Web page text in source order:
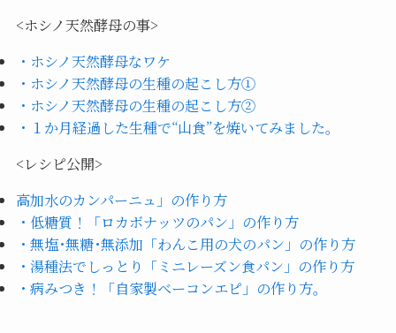
<ホシノ天然酵母の事>
・ホシノ天然酵母なワケ
・ホシノ天然酵母の生種の起こし方①
・ホシノ天然酵母の生種の起こし方②
・１か月経過した生種で“山食”を焼いてみました。
<レシピ公開>
高加水のカンパーニュ」の作り方
・低糖質！「ロカボナッツのパン」の作り方
・無塩･無糖･無添加「わんこ用の犬のパン」の作り方
・湯種法でしっとり「ミニレーズン食パン」の作り方
・病みつき！「自家製ベーコンエピ」の作り方。